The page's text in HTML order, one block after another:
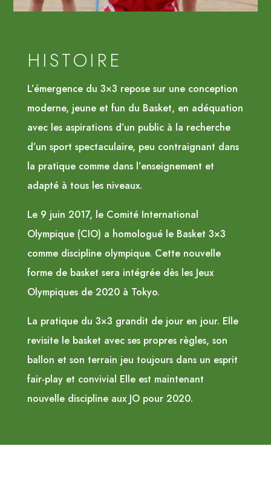
HISTOIRE
L’émergence du 3×3 repose sur une conception
moderne, jeune et fun du Basket, en adéquation
avec les aspirations d’un public à la recherche
d’un sport spectaculaire, peu contraignant dans
la pratique comme dans l’enseignement et
adapté à tous les niveaux.
Le 9 juin 2017, le Comité International
Olympique (CIO) a homologué le Basket 3×3
comme discipline olympique. Cette nouvelle
forme de basket sera intégrée dès les Jeux
Olympiques de 2020 à Tokyo.
La pratique du 3×3 grandit de jour en jour. Elle
revisite le basket avec ses propres règles, son
ballon et son terrain jeu toujours dans un esprit
fair-play et convivial Elle est maintenant
nouvelle discipline aux JO pour 2020.